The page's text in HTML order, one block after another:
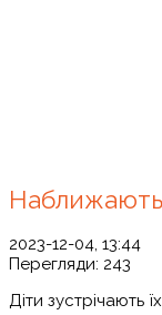
2023-12-04, 13:44
Перегляди: 243
Діти зустрічають